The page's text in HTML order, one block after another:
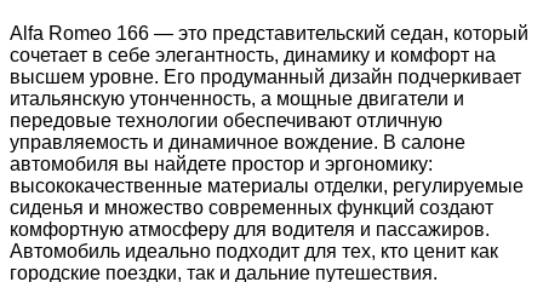
Alfa Romeo 166 — это представительский седан, который
сочетает в себе элегантность, динамику и комфорт на
высшем уровне. Его продуманный дизайн подчеркивает
итальянскую утонченность, а мощные двигатели и
передовые технологии обеспечивают отличную
управляемость и динамичное вождение. В салоне
автомобиля вы найдете простор и эргономику:
высококачественные материалы отделки, регулируемые
сиденья и множество современных функций создают
комфортную атмосферу для водителя и пассажиров.
Автомобиль идеально подходит для тех, кто ценит как
городские поездки, так и дальние путешествия.